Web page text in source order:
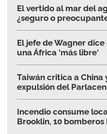
El vertido al mar del
¿seguro o
El jefe de Wagner
una África 'más libre'
Taiwán critica a China
expulsión del Parlacen
Incendio consume
Brooklin, 10 bomberos